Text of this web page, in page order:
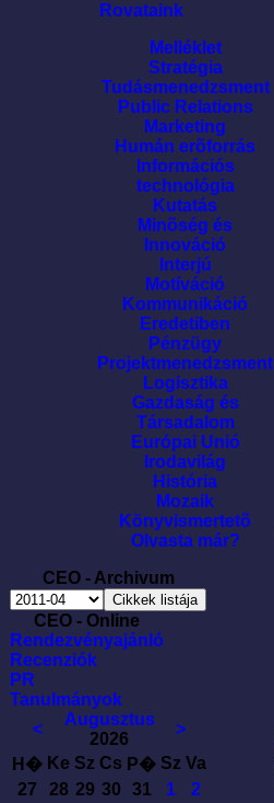
Rovataink
Melléklet
Stratégia
Tudásmenedzsment
Public Relations
Marketing
Humán erõforrás
Információs
technológia
Kutatás
Minõség és
Innováció
Interjú
Motíváció
Kommunikáció
Eredetiben
Pénzügy
Projektmenedzsment
Logisztika
Gazdaság és
Társadalom
Európai Unió
Irodavilág
História
Mozaik
Könyvismertetõ
Olvasta már?
CEO - Archivum
CEO - Online
Rendezvényajánló
Recenziók
PR
Tanulmányok
<
Augusztus
2026
>
H� Ke Sz Cs P� Sz Va
27
28 29 30 31 1
2